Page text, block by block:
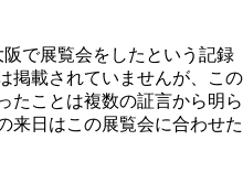
で展覧会をしたという記録
掲載されていませんが、この
たことは複数の証言から明ら
来日はこの展覧会に合わせた